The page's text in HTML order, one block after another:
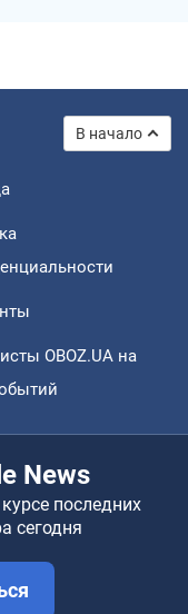
В начало
OBOZ.UA на
News
последних
сегодня